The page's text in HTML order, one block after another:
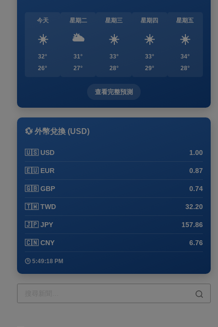
今天
☀️
32°
26°
星期二
🌥️
31°
27°
星期三
☀️
33°
28°
星期四
☀️
33°
29°
星期五
☀️
34°
28°
查看完整預測
💱 外幣兌換 (USD)
🇺🇸 USD 1.00
🇪🇺 EUR 0.87
🇬🇧 GBP 0.74
🇹🇼 TWD 32.20
🇯🇵 JPY 157.86
🇨🇳 CNY 6.76
🕒 5:49:18 PM